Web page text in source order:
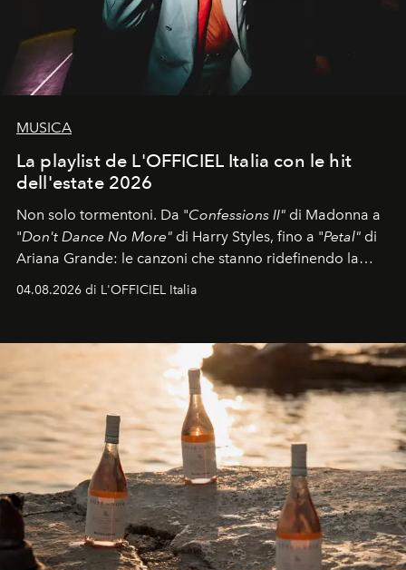
MUSICA
La playlist de L'OFFICIEL Italia con le hit
dell'estate 2026
Non solo tormentoni. Da "Confessions II" di Madonna a
"Don't Dance No More" di Harry Styles, fino a "Petal" di
Ariana Grande: le canzoni che stanno ridefinendo la
colonna sonora della stagione.
04.08.2026 di L'OFFICIEL Italia